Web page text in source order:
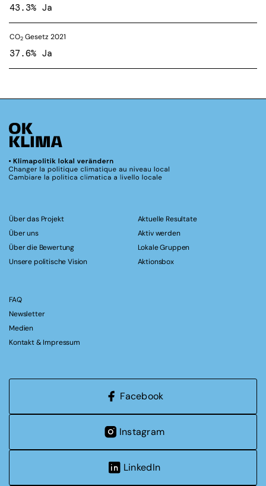
43.3% Ja
CO2 Gesetz 2021
37.6% Ja
Über das Projekt
Über uns
Über die Bewertung
Unsere politische Vision
Aktuelle Resultate
Aktiv werden
Lokale Gruppen
Aktionsbox
FAQ
Newsletter
Medien
Kontakt & Impressum
Facebook
Instagram
LinkedIn